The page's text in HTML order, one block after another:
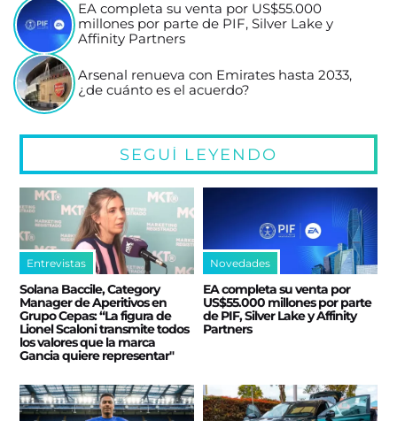
EA completa su venta por US$55.000
millones por parte de PIF, Silver Lake y
Affinity Partners
Arsenal renueva con Emirates hasta 2033,
¿de cuánto es el acuerdo?
SEGUÍ LEYENDO
Entrevistas
Solana Baccile, Category
Manager de Aperitivos en
Grupo Cepas: “La figura de
Lionel Scaloni transmite todos
los valores que la marca
Gancia quiere representar"
Novedades
EA completa su venta por
US$55.000 millones por parte
de PIF, Silver Lake y Affinity
Partners